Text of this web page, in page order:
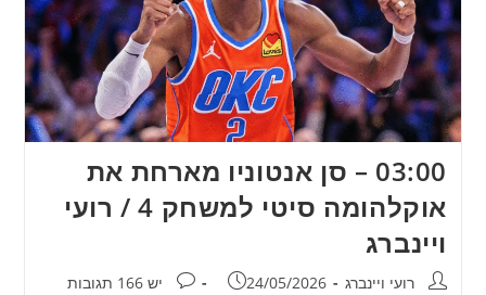
03:00 – סן אנטוניו מארחת את
אוקלהומה סיטי למשחק 4 / רועי
ויינברג
מחבר:רועי ויינברג פורסם:
24/05/2026 תגובות:
יש 166 תגובות